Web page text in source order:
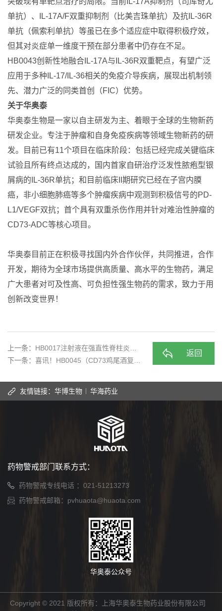
单抗）、IL-17A/F双重抑制剂（比美吉珠单抗）及抗IL-36R
单抗（佩索利单抗）等虽已在多个适应症中取得积极疗效，
但其对炎症单一维度干预在部分患者中仍存在不足。
HB0043创新性地融合IL-17A与IL-36R双重靶点，有望广泛
应用于多种IL-17/IL-36相关的免疫介导疾病，展现出机制领
先、潜力广泛的同类首创（FIC）优势。
关于华奥泰
华奥泰生物是一家以自主研发为主、着眼于全球的生物新药
研发企业。专注于肿瘤和自身免疫疾病等领域生物新药的研
发。目前已有11个项目在临床阶段：包括已经完成关键临床
试验且所有终点达成的，国内首家自研治疗泛发性脓疱型银
屑病的IL-36R单抗；和目前临床II期研究已经在子宫内膜
癌，非小细胞肺癌等多个肿瘤疾病中观测到积极信号的PD-
L1/VEGF双抗；首个具有双重杀伤作用并针对难治性肿瘤的
CD73-ADC等核心项目。
华奥泰目前正在积极寻找国内外合作伙伴，共同推进，合作
开发，期待为全球市场提供高质量、高水平的生物药，满足
广大患者对可及性高、可负担性强生物药的需求，致力于用
创新改变世界！
上一条： HB0017注射液在强直性脊柱炎适…
下一条： 喜讯！HB0045（CD73鸡尾酒复…
返回
友情链接： 华博生物 华海药业
药物警戒部门联系方式：
药物警戒专线电话 ： 021-51213273
药物警戒邮箱： pvhuaota@huaota.com
华奥泰公众号
Copyright © 2021 版权所有：上海华奥泰生物药业股份有限公司